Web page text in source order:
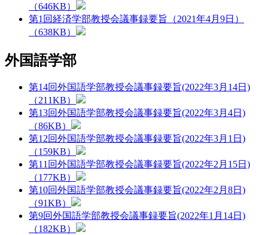
（646KB）
第1回経済学部教授会議事録要旨（2021年4月9日）
（638KB）
外国語学部
第14回外国語学部教授会議事録要旨(2022年3月14日)
（211KB）
第13回外国語学部教授会議事録要旨(2022年3月4日)
（86KB）
第12回外国語学部教授会議事録要旨(2022年3月1日)
（159KB）
第11回外国語学部教授会議事録要旨(2022年2月15日)
（177KB）
第10回外国語学部教授会議事録要旨(2022年2月8日)
（91KB）
第9回外国語学部教授会議事録要旨(2022年1月14日)
（182KB）